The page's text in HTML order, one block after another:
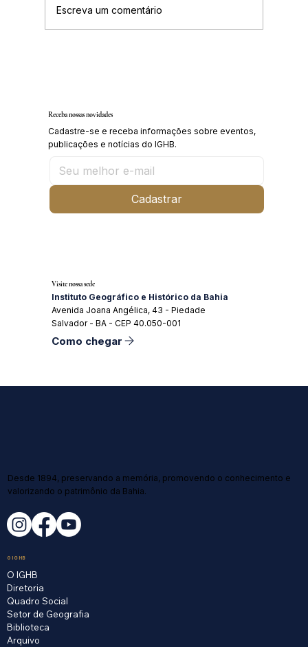
Escreva um comentário
Receba nossas novidades
Cadastre-se e receba informações sobre eventos,
publicações e notícias do IGHB.
Cadastrar
Visite nossa sede
Instituto Geográfico e Histórico da Bahia
Avenida Joana Angélica, 43 - Piedade
Salvador - BA - CEP 40.050-001
Como chegar
Desde 1894, preservando a memória, promovendo o conhecimento e
valorizando o patrimônio da Bahia.
O IGHB
O IGHB
Diretoria
Quadro Social
Setor de Geografia
Biblioteca
Arquivo